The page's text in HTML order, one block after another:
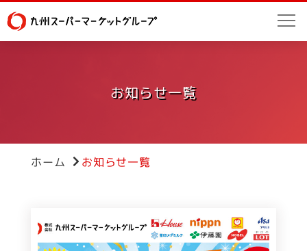
お知らせ一覧
ホーム お知らせ一覧